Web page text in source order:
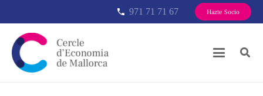
phone 971 71 71 67 Hazte Socio